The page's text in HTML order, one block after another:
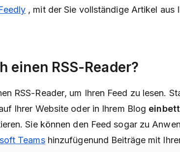
, mit der Sie vollständige Artikel aus
einen RSS-Reader?
RSS-Reader, um Ihren Feed zu lesen.
Ihrer Website oder in Ihrem Blog
Sie können den Feed sogar zu
Teams hinzufügenund Beiträge mit